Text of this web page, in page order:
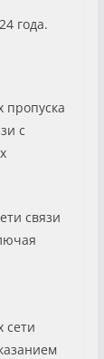
года.
с
связи
сети